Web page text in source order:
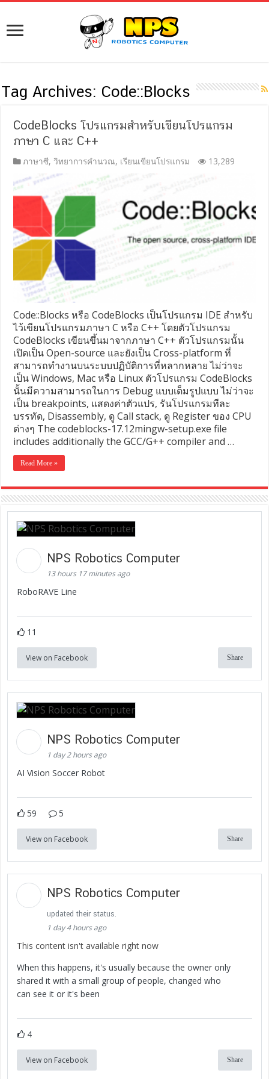
Tag Archives: Code::Blocks
CodeBlocks โปรแกรมสำหรับเขียนโปรแกรม
ภาษา C และ C++
ภาษาซี, วิทยาการคำนวณ, เรียนเขียนโปรแกรม 13,289
Code::Blocks หรือ CodeBlocks เป็นโปรแกรม IDE สำหรับ
ไว้เขียนโปรแกรมภาษา C หรือ C++ โดยตัวโปรแกรม
CodeBlocks เขียนขึ้นมาจากภาษา C++ ตัวโปรแกรมนั้น
เปิดเป็น Open-source และยังเป็น Cross-platform ที่
สามารถทำงานบนระบบปฏิบัติการที่หลากหลาย ไม่ว่าจะ
เป็น Windows, Mac หรือ Linux ตัวโปรแกรม CodeBlocks
นั้นมีความสามารถในการ Debug แบบเต็มรูปแบบ ไม่ว่าจะ
เป็น breakpoints, แสดงค่าตัวแปร, รันโปรแกรมทีละ
บรรทัด, Disassembly, ดู Call stack, ดู Register ของ CPU
ต่างๆ The codeblocks-17.12mingw-setup.exe file
includes additionally the GCC/G++ compiler and …
Read More »
NPS Robotics Computer
13 hours 17 minutes ago
RoboRAVE Line
11
View on Facebook Share
NPS Robotics Computer
1 day 2 hours ago
AI Vision Soccer Robot
59 5
View on Facebook Share
NPS Robotics Computer
updated their status.
1 day 4 hours ago
This content isn't available right now
When this happens, it's usually because the owner only
shared it with a small group of people, changed who
can see it or it's been
4
View on Facebook Share